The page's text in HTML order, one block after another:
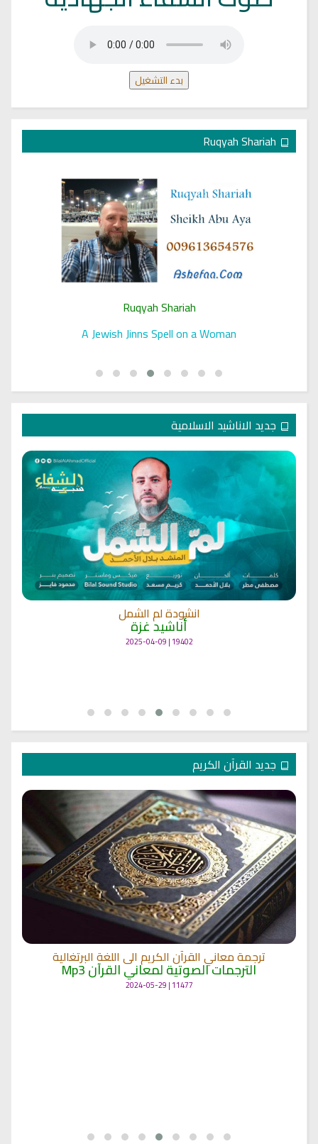
بدء التشغيل
Ruqyah Shariah
A Jewish Jinns Spell on a Woman
جديد الاناشيد الاسلامية
انشودة لم الشمل
أناشيد غزة
19402 | 2025-04-09
جديد القرآن الكريم
ترجمة معاني القرآن الكريم الى اللغة البرتغالية
الترجمات الصوتية لمعاني القرآن Mp3
11477 | 2024-05-29